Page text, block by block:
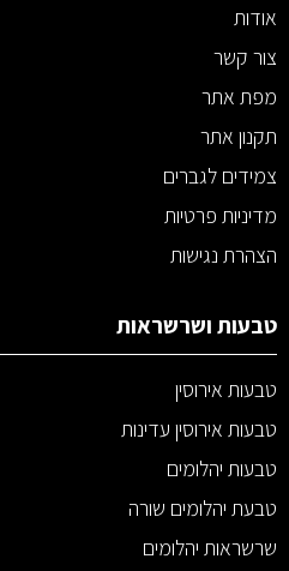
אודות
צור קשר
מפת אתר
תקנון אתר
צמידים לגברים
מדיניות פרטיות
הצהרת נגישות
טבעות ושרשראות
טבעות אירוסין
טבעות אירוסין עדינות
טבעות יהלומים
טבעת יהלומים שורה
שרשראות יהלומים